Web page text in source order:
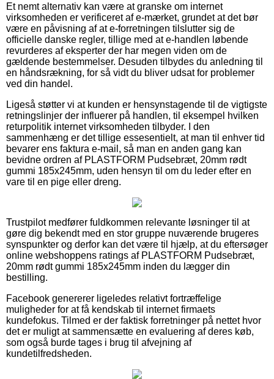
Et nemt alternativ kan være at granske om internet
virksomheden er verificeret af e-mærket, grundet at det bør
være en påvisning af at e-forretningen tilslutter sig de
officielle danske regler, tillige med at e-handlen løbende
revurderes af eksperter der har megen viden om de
gældende bestemmelser. Desuden tilbydes du anledning til
en håndsrækning, for så vidt du bliver udsat for problemer
ved din handel.
Ligeså støtter vi at kunden er hensynstagende til de vigtigste
retningslinjer der influerer på handlen, til eksempel hvilken
returpolitik internet virksomheden tilbyder. I den
sammenhæng er det tillige essesentielt, at man til enhver tid
bevarer ens faktura e-mail, så man en anden gang kan
bevidne ordren af PLASTFORM Pudsebræt, 20mm rødt
gummi 185x245mm, uden hensyn til om du leder efter en
vare til en pige eller dreng.
Trustpilot medfører fuldkommen relevante løsninger til at
gøre dig bekendt med en stor gruppe nuværende brugeres
synspunkter og derfor kan det være til hjælp, at du eftersøger
online webshoppens ratings af PLASTFORM Pudsebræt,
20mm rødt gummi 185x245mm inden du lægger din
bestilling.
Facebook genererer ligeledes relativt fortræffelige
muligheder for at få kendskab til internet firmaets
kundefokus. Tilmed er der faktisk forretninger på nettet hvor
det er muligt at sammensætte en evaluering af deres køb,
som også burde tages i brug til afvejning af
kundetilfredsheden.